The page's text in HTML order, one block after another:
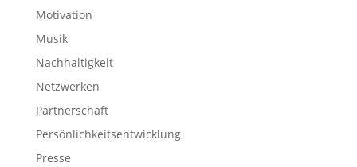
Motivation
Musik
Nachhaltigkeit
Netzwerken
Partnerschaft
Persönlichkeitsentwicklung
Presse